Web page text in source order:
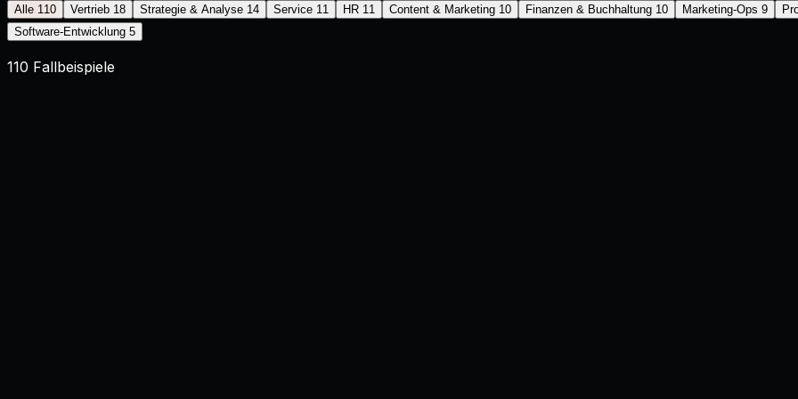
Alle 110 Vertrieb 18 Strategie & Analyse 14 Service 11 HR 11 Content & Marketing 10 Finanzen & Buchhaltung 10 Marketing-Ops 9
Software-Entwicklung 5
110 Fallbeispiele